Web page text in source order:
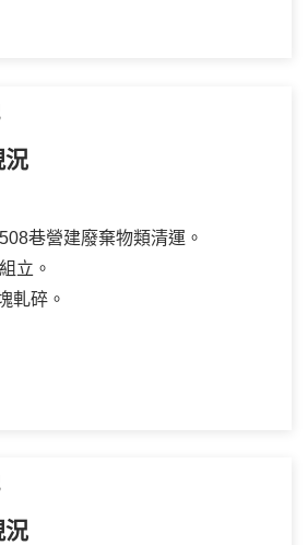
況
巷營建廢棄物類清運。
立。
軋碎。
況